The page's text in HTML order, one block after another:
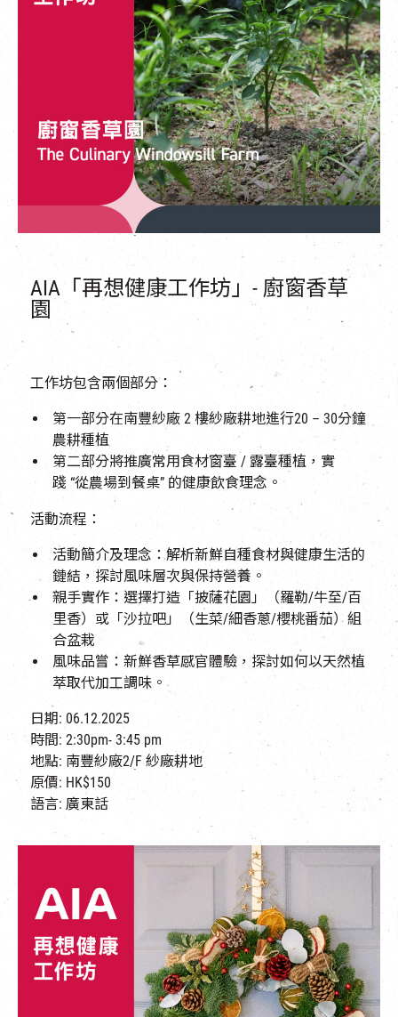
AIA「再想健康工作坊」- 廚窗香草
園
工作坊包含兩個部分：
第一部分在南豐紗廠 2 樓紗廠耕地進行20 – 30分鐘
農耕種植
第二部分將推廣常用食材窗臺 / 露臺種植，實
踐 “從農場到餐桌” 的健康飲食理念。
活動流程：
活動簡介及理念：解析新鮮自種食材與健康生活的
鏈結，探討風味層次與保持營養。
親手實作：選擇打造「披薩花園」（羅勒/牛至/百
里香）或「沙拉吧」（生菜/細香蔥/櫻桃番茄）組
合盆栽
風味品嘗：新鮮香草感官體驗，探討如何以天然植
萃取代加工調味。
日期: 06.12.2025
時間: 2:30pm- 3:45 pm
地點: 南豐紗廠2/F 紗廠耕地​
原價: HK$150
語言: 廣東話